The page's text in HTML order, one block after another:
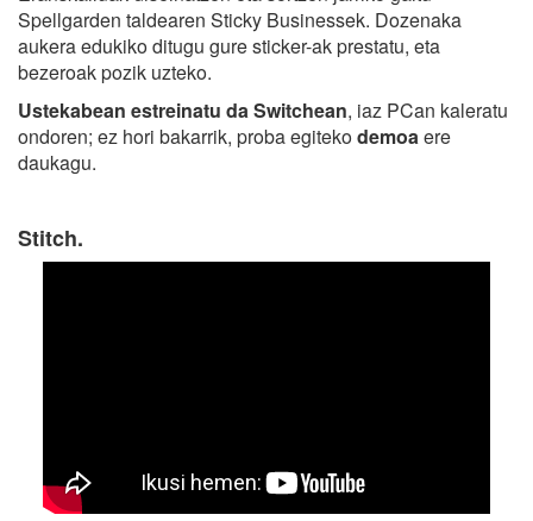
Spellgarden taldearen Sticky Businessek. Dozenaka
aukera edukiko ditugu gure sticker-ak prestatu, eta
bezeroak pozik uzteko.
Ustekabean estreinatu da Switchean, iaz PCan kaleratu
ondoren; ez hori bakarrik, proba egitekodemoaere
daukagu.
Stitch.